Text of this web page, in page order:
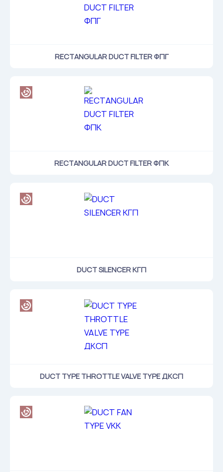
RECTANGULAR DUCT FILTER ФПГ
RECTANGULAR DUCT FILTER ФПК
DUCT SILENCER КГП
DUCT TYPE THROTTLE VALVE TYPE ДКСП